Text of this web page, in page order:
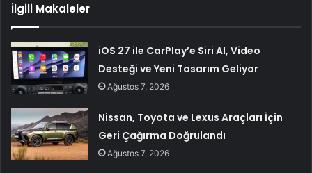
İlgili Makaleler
iOS 27 ile CarPlay’e Siri AI, Video
Desteği ve Yeni Tasarım Geliyor
Ağustos 7, 2026
Nissan, Toyota ve Lexus Araçları İçin
Geri Çağırma Doğrulandı
Ağustos 7, 2026